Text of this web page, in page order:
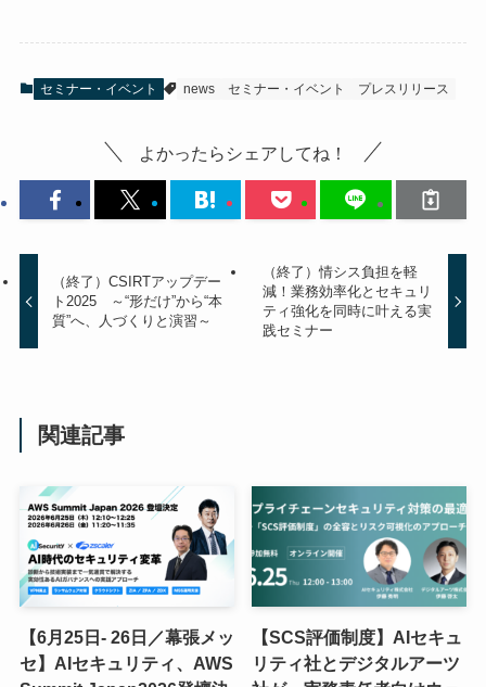
セミナー・イベント news セミナー・イベント プレスリリース
よかったらシェアしてね！
（終了）CSIRTアップデー
ト2025 ～“形だけ”から“本
質”へ、人づくりと演習～
（終了）情シス負担を軽
減！業務効率化とセキュリ
ティ強化を同時に叶える実
践セミナー
関連記事
【6月25日- 26日／幕張メッ
セ】AIセキュリティ、AWS
【SCS評価制度】AIセキュ
リティ社とデジタルアーツ